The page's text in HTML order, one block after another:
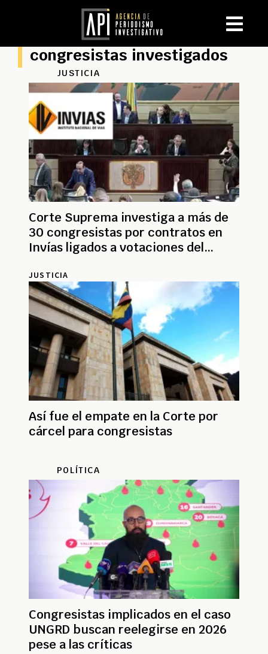
congresistas investigados
JUSTICIA
Corte Suprema investiga a más de
30 congresistas por contratos en
Invías ligados a votaciones del
JUSTICIA
Así fue el empate en la Corte por
cárcel para congresistas
POLÍTICA
Congresistas implicados en el caso
UNGRD buscan reelegirse en 2026
pese a las críticas